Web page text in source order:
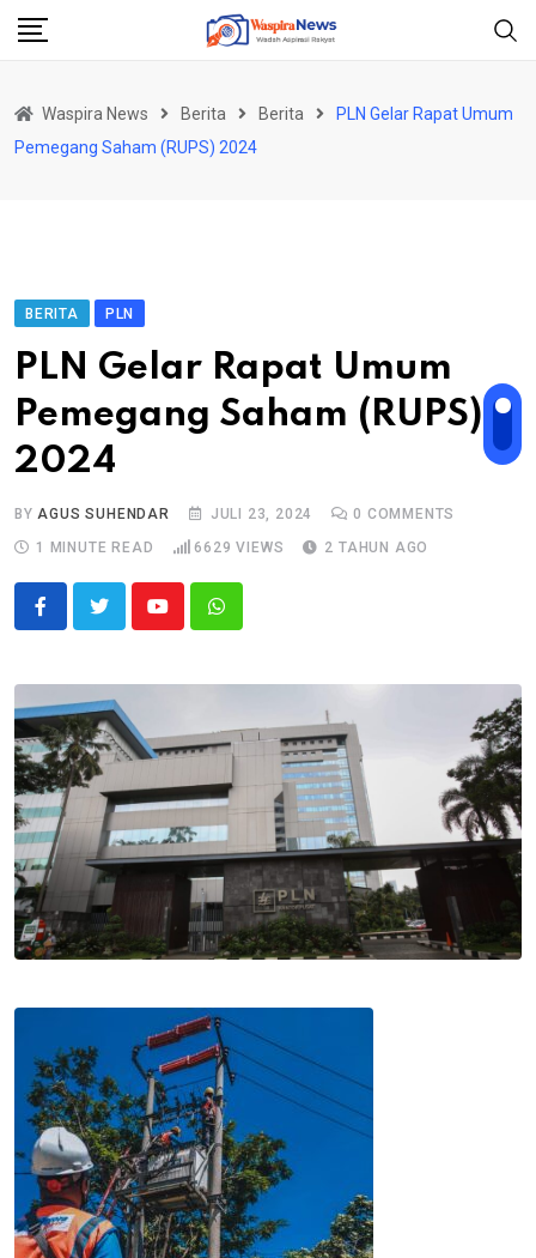
Skip
Waspira News Berita Berita
PLN Gelar Rapat Umum
Pemegang Saham (RUPS) 2024
BERITA PLN
PLN Gelar Rapat Umum
Pemegang Saham (RUPS)
2024
BYAGUS SUHENDAR JULI 23, 2024 0 COMMENTS
1 MINUTE READ
6629 VIEWS 2 TAHUN AGO
YoutubeWhatsapp